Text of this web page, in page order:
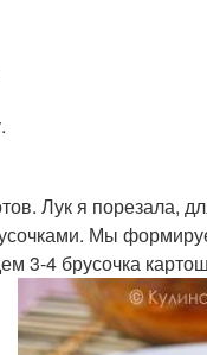
Лук я порезала,
Мы
3-4 брусочка